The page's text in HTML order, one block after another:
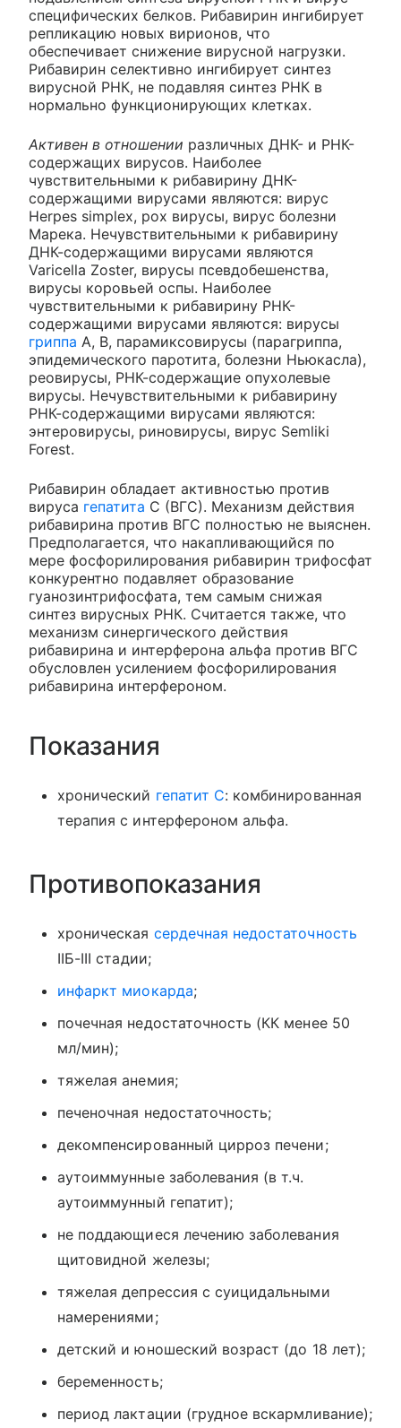
специфических белков. Рибавирин ингибирует
репликацию новых вирионов, что
обеспечивает снижение вирусной нагрузки.
Рибавирин селективно ингибирует синтез
вирусной РНК, не подавляя синтез РНК в
нормально функционирующих клетках.
Активен в отношении различных ДНК- и РНК-
содержащих вирусов. Наиболее
чувствительными к рибавирину ДНК-
содержащими вирусами являются: вирус
Herpes simplex, poх вирусы, вирус болезни
Марека. Нечувствительными к рибавирину
ДНК-содержащими вирусами являются
Varicella Zoster, вирусы псевдобешенства,
вирусы коровьей оспы. Наиболее
чувствительными к рибавирину РНК-
содержащими вирусами являются: вирусы
гриппа А, В, парамиксовирусы (парагриппа,
эпидемического паротита, болезни Ньюкасла),
реовирусы, РНК-содержащие опухолевые
вирусы. Нечувствительными к рибавирину
РНК-содержащими вирусами являются:
энтеровирусы, риновирусы, вирус Semliki
Forest.
Рибавирин обладает активностью против
вируса гепатита С (ВГС). Механизм действия
рибавирина против ВГС полностью не выяснен.
Предполагается, что накапливающийся по
мере фосфорилирования рибавирин трифосфат
конкурентно подавляет образование
гуанозинтрифосфата, тем самым снижая
синтез вирусных РНК. Считается также, что
механизм синергического действия
рибавирина и интерферона альфа против ВГС
обусловлен усилением фосфорилирования
рибавирина интерфероном.
Показания
хронический гепатит С: комбинированная
терапия с интерфероном альфа.
Противопоказания
хроническая сердечная недостаточность
IIБ-III стадии;
инфаркт миокарда;
почечная недостаточность (КК менее 50
мл/мин);
тяжелая анемия;
печеночная недостаточность;
декомпенсированный цирроз печени;
аутоиммунные заболевания (в т.ч.
аутоиммунный гепатит);
не поддающиеся лечению заболевания
щитовидной железы;
тяжелая депрессия с суицидальными
намерениями;
детский и юношеский возраст (до 18 лет);
беременность;
период лактации (грудное вскармливание);